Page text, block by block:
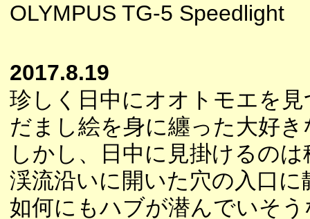
OLYMPUS TG-5 Speedlight
2017.8.19
珍しく日中にオオトモエを
だまし絵を身に纏った大好
しかし、日中に見掛けるの
渓流沿いに開いた穴の入口
如何にもハブが潜んでいそ